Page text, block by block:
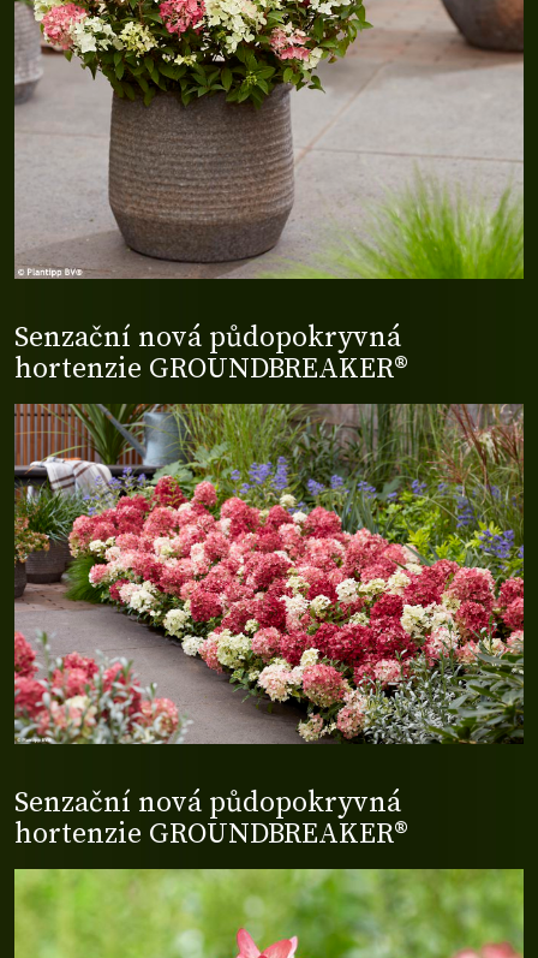
Senzační nová půdopokryvná
hortenzie GROUNDBREAKER®
Senzační nová půdopokryvná
hortenzie GROUNDBREAKER®